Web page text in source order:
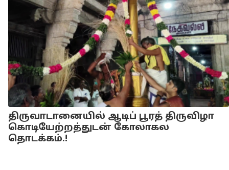
திருவாடானையில் ஆடிப் பூரத் திருவிழா
கொடியேற்றத்துடன் கோலாகல
தொடக்கம்.!